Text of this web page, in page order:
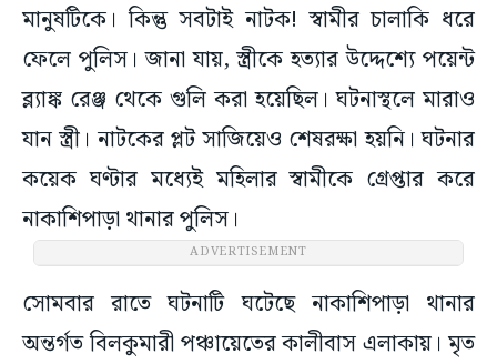
মানুষটিকে। কিন্তু সবটাই নাটক! স্বামীর চালাকি ধরে
ফেলে পুলিস। জানা যায়, স্ত্রীকে হত্যার উদ্দেশ্যে পয়েন্ট
ব্ল্যাঙ্ক রেঞ্জ থেকে গুলি করা হয়েছিল। ঘটনাস্থলে মারাও
যান স্ত্রী। নাটকের প্লট সাজিয়েও শেষরক্ষা হয়নি। ঘটনার
কয়েক ঘণ্টার মধ্যেই মহিলার স্বামীকে গ্রেপ্তার করে
নাকাশিপাড়া থানার পুলিস।
ADVERTISEMENT
সোমবার রাতে ঘটনাটি ঘটেছে নাকাশিপাড়া থানার
অন্তর্গত বিলকুমারী পঞ্চায়েতের কালীবাস এলাকায়। মৃত